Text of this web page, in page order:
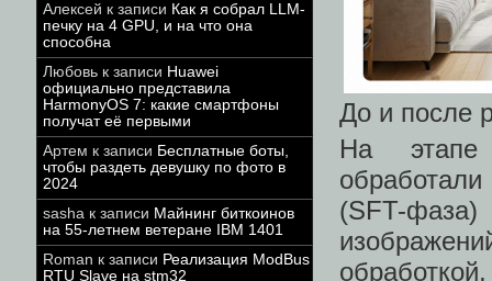
Алексей к записи Как я собрал LLM-
печку на 4 GPU, и на что она
способна
Любовь к записи Huawei
официально представила
HarmonyOS 7: какие смартфоны
получат её первыми
Артем к записи Бесплатные боты,
чтобы раздеть девушку по фото в
2024
sasha к записи Майнинг биткоинов
на 55-летнем ветеране IBM 1401
Roman к записи Реализация ModBus
RTU Slave на stm32
До и после
На этапе
(SFT-